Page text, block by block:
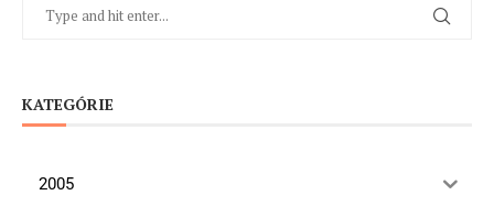
KATEGÓRIE
2005